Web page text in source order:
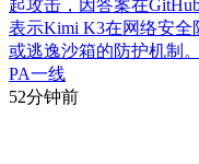
起攻击，因答案在
表示Kimi K3在网络安
或逃逸沙箱的防护机制。
PA一线
52分钟前